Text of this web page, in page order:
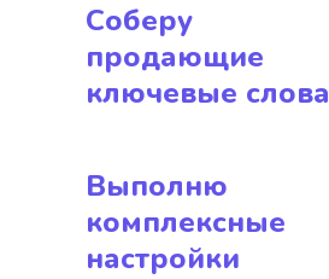
Соберу
продающие
ключевые слова
Выполню
комплексные
настройки